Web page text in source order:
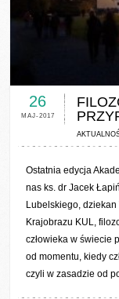
26
MAJ-2017
Ostatnia edycja
nas ks. dr Jacek
Lubelskiego, dziekan
Krajobrazu KUL,
człowieka w świecie
od momentu, kiedy
czyli w zasadzie od